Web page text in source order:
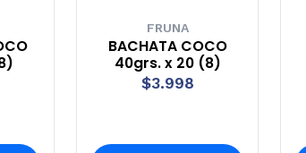
FRUNA
BACHATA COCO
40grs. x 20 (8)
$3.998